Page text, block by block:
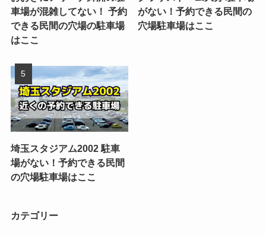
車場が混雑してない！ 予約
できる民間の穴場の駐車場
はここ
がない！予約できる民間の
穴場駐車場はここ
埼玉スタジアム2002 駐車
場がない！予約できる民間
の穴場駐車場はここ
カテゴリー